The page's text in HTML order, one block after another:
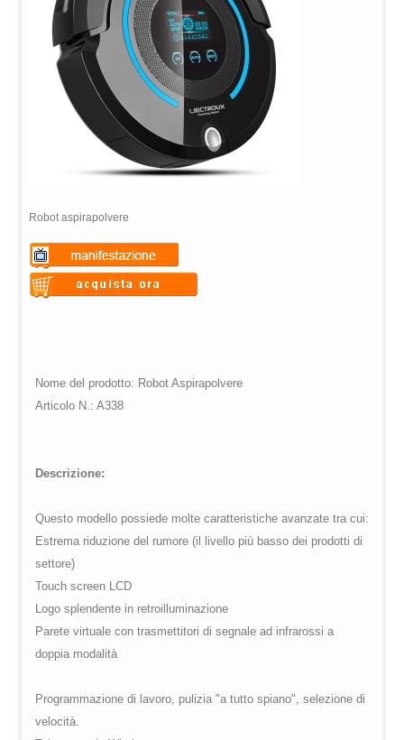
Robot aspirapolvere
Warning : Undefined variable
$vii_demo_video_text in
global.com/includes/templates/theme100/templates/
on line 42
Nome del prodotto: Robot Aspirapolvere
Articolo N.: A338
Descrizione:
Questo modello possiede molte caratteristiche avanzate tra cui:
Estrema riduzione del rumore (il livello più basso dei prodotti di
settore)
Touch screen LCD
Logo splendente in retroilluminazione
Parete virtuale con trasmettitori di segnale ad infrarossi a
doppia modalità
Programmazione di lavoro, pulizia "a tutto spiano", selezione di
velocità.